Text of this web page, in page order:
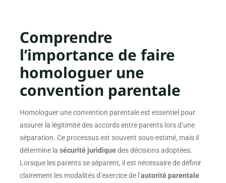
Comprendre
l’importance de faire
homologuer une
convention parentale
Homologuer une convention parentale est essentiel pour
assurer la légitimité des accords entre parents lors d’une
séparation. Ce processus est souvent sous-estimé, mais il
détermine la sécurité juridiquedes décisions adoptées.
Lorsque les parents se séparent, il est nécessaire de définir
clairement les modalités d’exercice de l’autorité parentale